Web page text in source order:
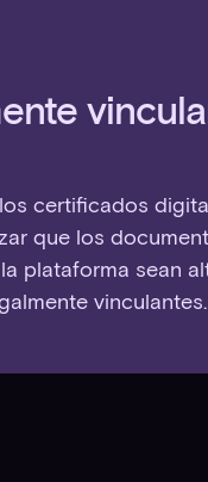
certificados
que los
plataforma sean
vinculantes.